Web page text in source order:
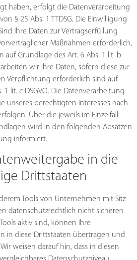
haben, erfolgt die Datenverarbeitung
§ 25 Abs. 1 TTDSG. Die Einwilligung
Ihre Daten zur Vertragserfüllung
Maßnahmen erforderlich,
auf Grundlage des Art. 6 Abs. 1 lit. b
wir Ihre Daten, sofern diese zur
Verpflichtung erforderlich sind auf
lit. c DSGVO. Die Datenverarbeitung
unseres berechtigten Interesses nach
Über die jeweils im Einzelfall
wird in den folgenden Absätzen
informiert.
in die
Drittstaaten
Tools von Unternehmen mit Sitz
datenschutzrechtlich nicht sicheren
aktiv sind, können Ihre
in diese Drittstaaten übertragen und
weisen darauf hin, dass in diesen